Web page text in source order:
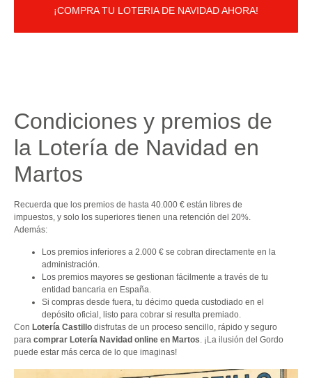
¡COMPRA TU LOTERIA DE NAVIDAD AHORA!
Condiciones y premios de
la Lotería de Navidad en
Martos
Recuerda que los premios de hasta 40.000 € están libres de
impuestos, y solo los superiores tienen una retención del 20%.
Además:
Los premios inferiores a 2.000 € se cobran directamente en la
administración.
Los premios mayores se gestionan fácilmente a través de tu
entidad bancaria en España.
Si compras desde fuera, tu décimo queda custodiado en el
depósito oficial, listo para cobrar si resulta premiado.
Con Lotería Castillo disfrutas de un proceso sencillo, rápido y seguro
para comprar Lotería Navidad online en Martos. ¡La ilusión del Gordo
puede estar más cerca de lo que imaginas!